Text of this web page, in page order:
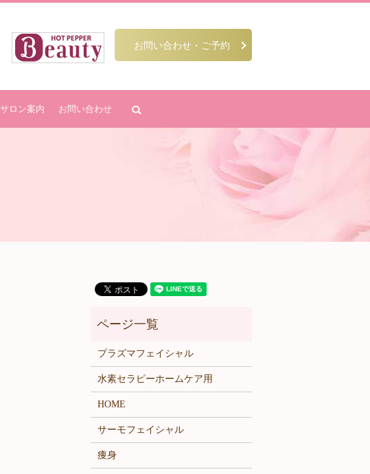
お問い合わせ・ご予約
サロン案内 お問い合わせ
プラズマフェイシャル
水素セラピーホームケア用
HOME
サーモフェイシャル
痩身